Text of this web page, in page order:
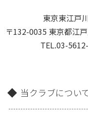
東京東江戸
〒132-0035 東京都江
TEL.03-
当クラブについ